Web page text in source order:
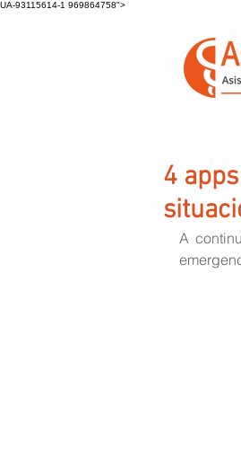
UA-93115614-1 969864758">
4
A